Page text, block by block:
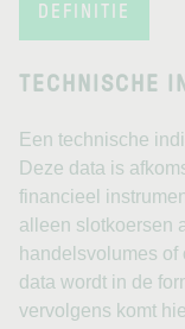
DEFINITIE
TECHNISCHE
Een technische
Deze data is
financieel
alleen slotkoersen
handelsvolumes
data wordt in de
vervolgens komt